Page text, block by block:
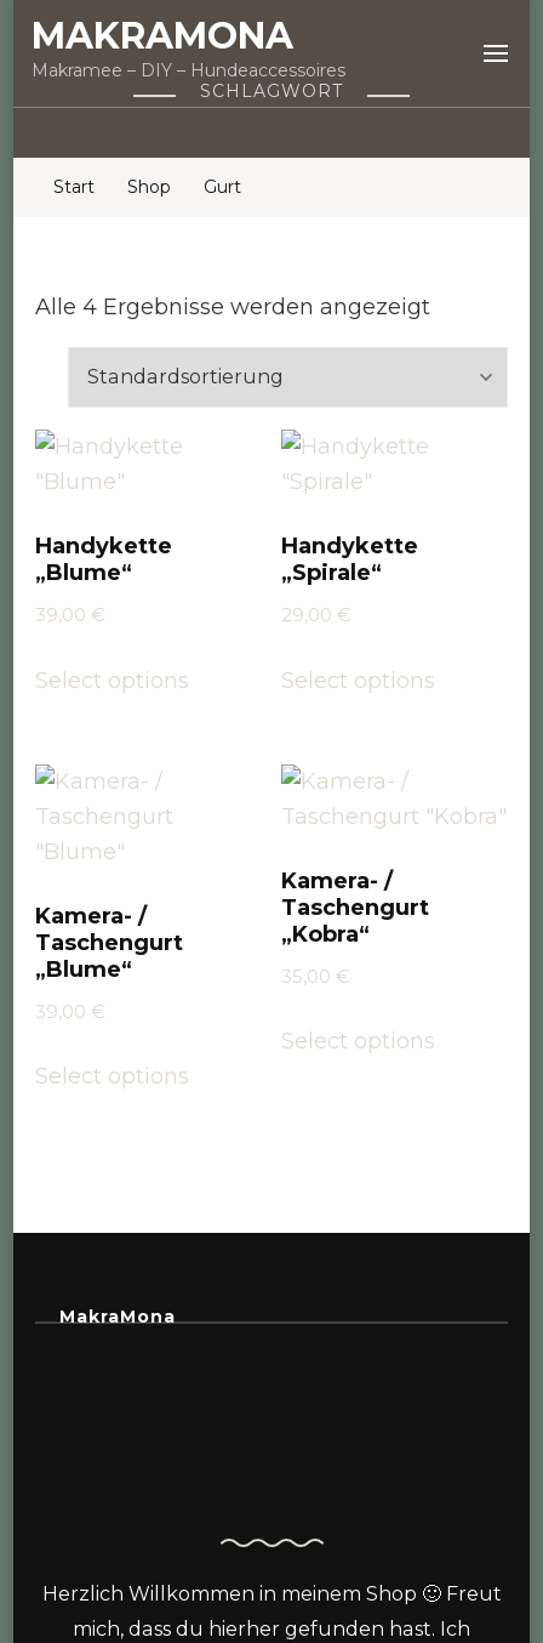
MAKRAMONA
Makramee – DIY – Hundeaccessoires
SCHLAGWORT
Start Shop Gurt
Alle 4 Ergebnisse werden angezeigt
Handykette
„Blume“
39,00 €
Select options
Handykette
„Spirale“
29,00 €
Select options
Kamera- /
Taschengurt
„Blume“
39,00 €
Select options
Kamera- /
Taschengurt
„Kobra“
35,00 €
Select options
MakraMona
Herzlich Willkommen in meinem Shop 🙂 Freut
mich, dass du hierher gefunden hast. Ich